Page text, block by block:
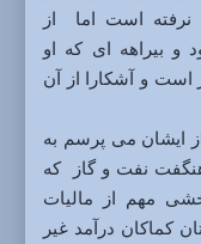
نرفته است اما
از
و بیراهه ای که او
است و آشکارا از آن
ایشان می پرسم به
نفت و گاز
که
مهم از مالیات
کماکان درآمد غیر